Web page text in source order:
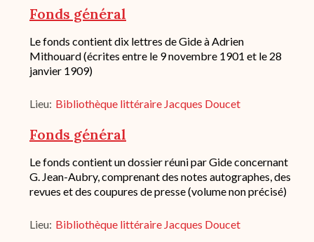
Fonds général
Description
succincte
du
fond
historique
conservation
Le fonds contient dix lettres de Gide à Adrien
Mithouard (écrites entre le 9 novembre 1901 et le 28
janvier 1909)
Lieu Bibliothèque littéraire Jacques Doucet
Fonds général
Description
succincte
fond
historique
Le fonds contient un dossier réuni par Gide concernant
G. Jean-Aubry, comprenant des notes autographes, des
revues et des coupures de presse (volume non précisé)
Lieu Bibliothèque littéraire Jacques Doucet